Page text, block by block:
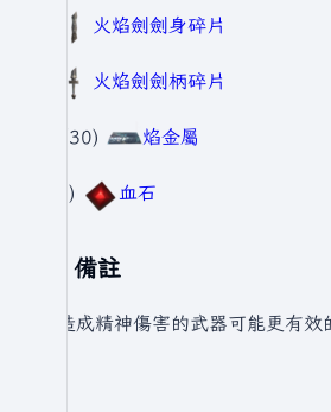
火焰劍劍身碎片
火焰劍劍柄碎片
80(30) 焰金屬
7(2) 血石
備註
能造成精神傷害的武器可能更有效